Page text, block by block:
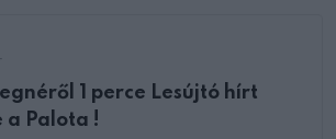
1 perce Lesújtó hírt
a Palota !